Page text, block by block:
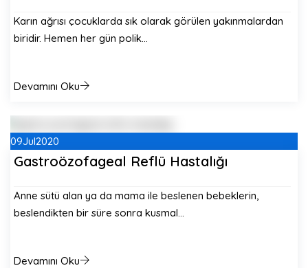
Karın ağrısı çocuklarda sık olarak görülen yakınmalardan
biridir. Hemen her gün polik…
Devamını Oku
09Jul2020
Gastroözofageal Reflü Hastalığı
Anne sütü alan ya da mama ile beslenen bebeklerin,
beslendikten bir süre sonra kusmal…
Devamını Oku